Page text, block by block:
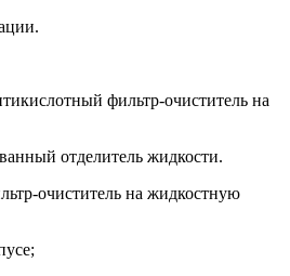
фильтр-очиститель на
отделитель жидкости.
очиститель на жидкостную